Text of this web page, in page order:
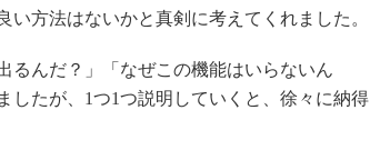
方法はないかと真剣に考えてくれました。
んだ？」「なぜこの機能はいらないん
したが、1つ1つ説明していくと、徐々に納得